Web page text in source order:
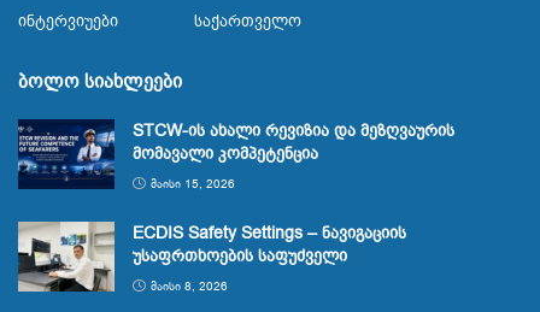
Ინტერვიუები
Საქართველო
ბოლო სიახლეები
STCW-ის ახალი რევიზია და მეზღვაურის
მომავალი კომპეტენცია
ᲛᲐᲘᲡᲘ 15, 2026
ECDIS Safety Settings – ნავიგაციის
უსაფრთხოების საფუძველი
ᲛᲐᲘᲡᲘ 8, 2026